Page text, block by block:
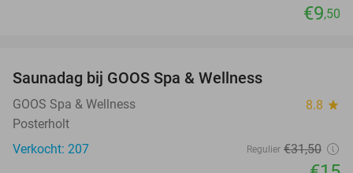
€9,50
Saunadag bij GOOS Spa & Wellness
GOOS Spa & Wellness 8.8 star
Posterholt
Verkocht: 207
Regulier €31,50